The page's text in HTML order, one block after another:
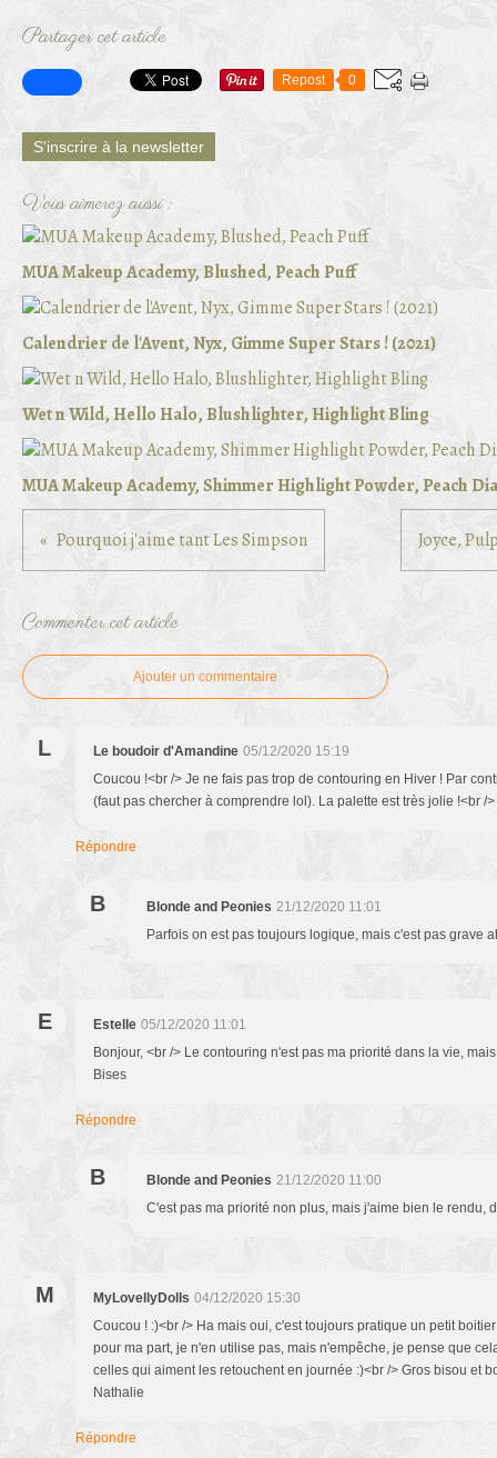
Partager cet article
Repost 0
S'inscrire à la newsletter
Vous aimerez aussi :
MUA Makeup Academy, Blushed, Peach Puff
Calendrier de l'Avent, Nyx, Gimme Super Stars ! (2021)
Wet n Wild, Hello Halo, Blushlighter, Highlight Bling
MUA Makeup Academy, Shimmer Highlight Powder, Peach
Pourquoi j'aime tant Les Simpson Joyce,
Commenter cet article
Ajouter un commentaire
L Le boudoir d'Amandine 05/12/2020 15:19
Coucou !<br /> Je ne fais pas trop de contouring en Hiver ! Par
(faut pas chercher à comprendre lol). La palette est très jolie !<br /
Répondre
B Blonde and Peonies 21/12/2020 11:01
Parfois on est pas toujours logique, mais c'est pas grave
E Estelle 05/12/2020 11:01
Bonjour, <br /> Le contouring n'est pas ma priorité dans la vie,
Bises
Répondre
B Blonde and Peonies 21/12/2020 11:00
C'est pas ma priorité non plus, mais j'aime bien le rendu,
M MyLovellyDolls 04/12/2020 15:30
Coucou ! :)<br /> Ha mais oui, c'est toujours pratique un petit
pour ma part, je n'en utilise pas, mais n'empêche, je pense que
celles qui aiment les retouchent en journée :)<br /> Gros bisou et
Nathalie
Répondre